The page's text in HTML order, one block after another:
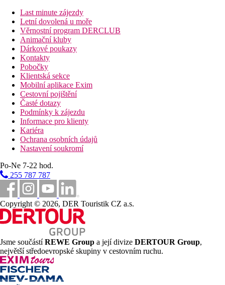
Last minute zájezdy
Letní dovolená u moře
Věrnostní program DERCLUB
Animační kluby
Dárkové poukazy
Kontakty
Pobočky
Klientská sekce
Mobilní aplikace Exim
Cestovní pojištění
Časté dotazy
Podmínky k zájezdu
Informace pro klienty
Kariéra
Ochrana osobních údajů
Nastavení soukromí
Po-Ne 7-22 hod.
255 787 787
Copyright © 2026, DER Touristik CZ a.s.
Jsme součástíREWE Group a její divize DERTOUR Group,
největší středoevropské skupiny v cestovním ruchu.